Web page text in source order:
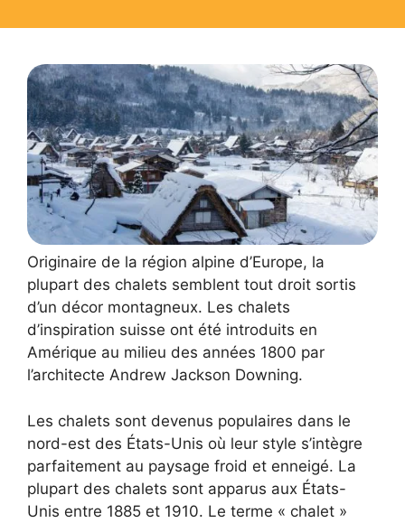
Originaire de la région alpine d’Europe, la
plupart des chalets semblent tout droit sortis
d’un décor montagneux. Les chalets
d’inspiration suisse ont été introduits en
Amérique au milieu des années 1800 par
l’architecte Andrew Jackson Downing.
Les chalets sont devenus populaires dans le
nord-est des États-Unis où leur style s’intègre
parfaitement au paysage froid et enneigé. La
plupart des chalets sont apparus aux États-
Unis entre 1885 et 1910. Le terme « chalet »